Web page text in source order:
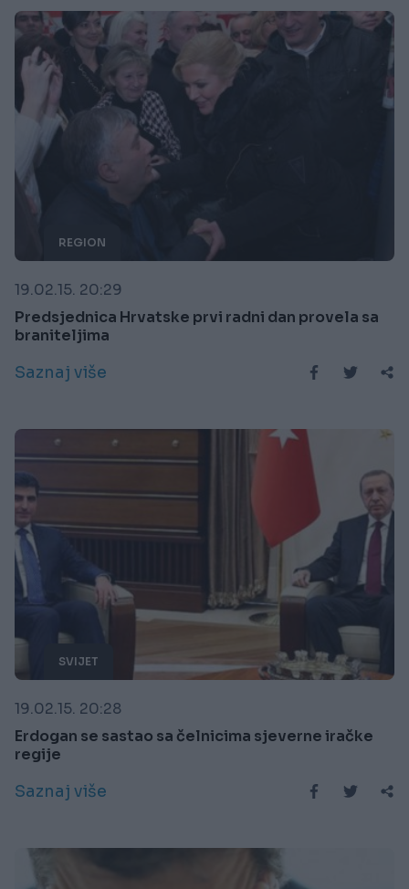
REGION
19.02.15. 20:29
Predsjednica Hrvatske prvi radni dan provela sa
braniteljima
Saznaj više
SVIJET
19.02.15. 20:28
Erdogan se sastao sa čelnicima sjeverne iračke
regije
Saznaj više